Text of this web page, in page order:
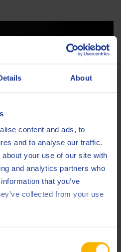
About
content and ads, to
and to analyse our traffic.
your use of our site with
and analytics partners who
that you’ve
collected from your use
mit Blick in die
im Rahmen der internationalen